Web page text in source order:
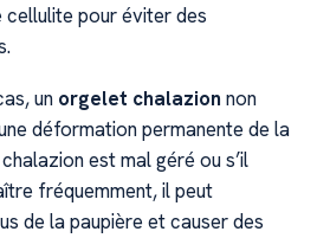
cellulite pour éviter des
un orgelet chalazion non
déformation permanente de la
est mal géré ou s’il
fréquemment, il peut
de la paupière et causer des